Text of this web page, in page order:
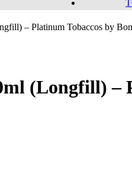
– Platinum Tobaccos by
(Longfill) –